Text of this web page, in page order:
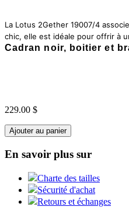
La Lotus 2Gether 19007/4
chic, elle est idéale pour offrir à
Cadran noir, boitier et
229.00 $
Ajouter au panier
En savoir plus sur
Charte des tailles
Sécurité d'achat
Retours et échanges